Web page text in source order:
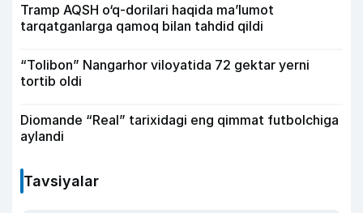
Tramp AQSH o‘q-dorilari haqida ma’lumot
tarqatganlarga qamoq bilan tahdid qildi
“Tolibon” Nangarhor viloyatida 72 gektar yerni
tortib oldi
Diomande “Real” tarixidagi eng qimmat futbolchiga
aylandi
Tavsiyalar